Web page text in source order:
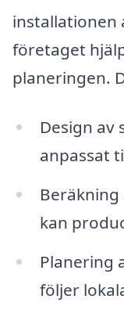
installationen
företaget
planeringen.
Design av
anpassat
kan
Planering
följer